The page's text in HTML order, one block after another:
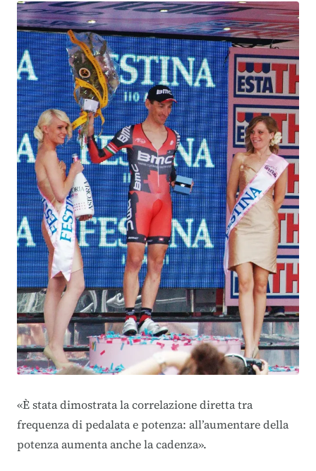
«È stata dimostrata la correlazione diretta tra
frequenza di pedalata e potenza: all’aumentare della
potenza aumenta anche la cadenza».